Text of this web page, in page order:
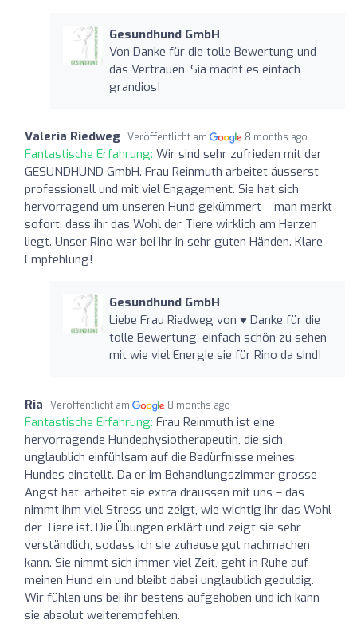
Gesundhund GmbH
Von Danke für die tolle Bewertung und
das Vertrauen, Sia macht es einfach
grandios!
Valeria Riedweg Veröffentlicht am 8 months ago
Fantastische Erfahrung: Wir sind sehr zufrieden mit der
GESUNDHUND GmbH. Frau Reinmuth arbeitet äusserst
professionell und mit viel Engagement. Sie hat sich
hervorragend um unseren Hund gekümmert – man merkt
sofort, dass ihr das Wohl der Tiere wirklich am Herzen
liegt. Unser Rino war bei ihr in sehr guten Händen. Klare
Empfehlung!
Gesundhund GmbH
Liebe Frau Riedweg von ♥️ Danke für die
tolle Bewertung, einfach schön zu sehen
mit wie viel Energie sie für Rino da sind!
Ria Veröffentlicht am 8 months ago
Fantastische Erfahrung: Frau Reinmuth ist eine
hervorragende Hundephysiotherapeutin, die sich
unglaublich einfühlsam auf die Bedürfnisse meines
Hundes einstellt. Da er im Behandlungszimmer grosse
Angst hat, arbeitet sie extra draussen mit uns – das
nimmt ihm viel Stress und zeigt, wie wichtig ihr das Wohl
der Tiere ist. Die Übungen erklärt und zeigt sie sehr
verständlich, sodass ich sie zuhause gut nachmachen
kann. Sie nimmt sich immer viel Zeit, geht in Ruhe auf
meinen Hund ein und bleibt dabei unglaublich geduldig.
Wir fühlen uns bei ihr bestens aufgehoben und ich kann
sie absolut weiterempfehlen.